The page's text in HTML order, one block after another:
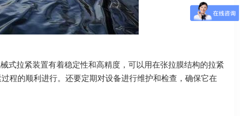
式拉紧装置有着稳定性和高精度，可以用在张拉膜结构的拉紧
程的顺利进行。还要定期对设备进行维护和检查，确保它在